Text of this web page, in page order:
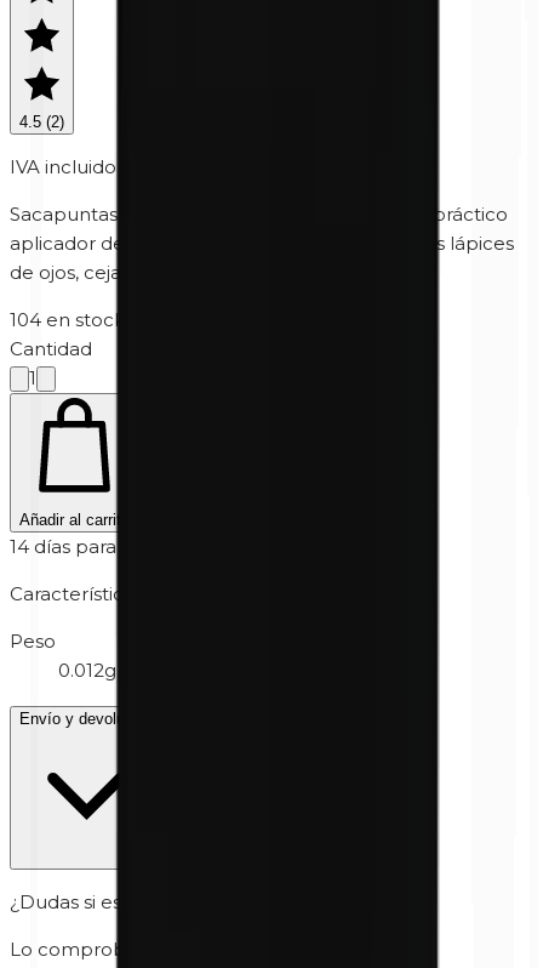
4.5 (2)
IVA incluido
Sacapuntas doble de Unity Cosmetics con un práctico
aplicador de limpieza. Ideal para afilar todos los lápices
de ojos, cejas y labios de Unity Cosmetics.
104 en stock
Cantidad
1
Añadir al carrito
14 días para devolver
Características
Peso
0.012g
Envío y devolución
¿Dudas si es seguro para tu piel?
Lo comprobamos personalmente por ti.